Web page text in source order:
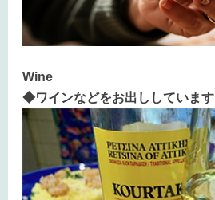
Wine
◆ワインなどをお出ししています